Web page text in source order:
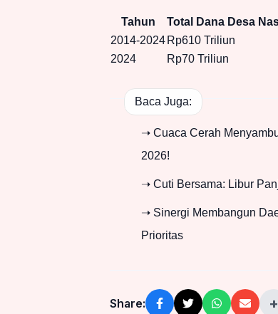
Tahun Total Dana Desa
2014-2024 Rp610 Triliun
2024
Rp70 Triliun
Baca Juga:
➝ Cuaca Cerah
2026!
➝ Cuti Bersama: Libur
➝ Sinergi Membangun
Prioritas
Share: +